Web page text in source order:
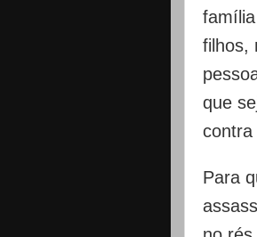
filhos,
que
contra
Para